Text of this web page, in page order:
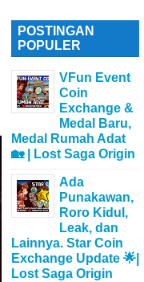
POSTINGAN
POPULER
VFun Event
Coin
Exchange &
Medal Baru,
Medal Rumah Adat
🏡 | Lost Saga Origin
Ada
Punakawan,
Roro Kidul,
Leak, dan
Lainnya. Star Coin
Exchange Update 🌟|
Lost Saga Origin